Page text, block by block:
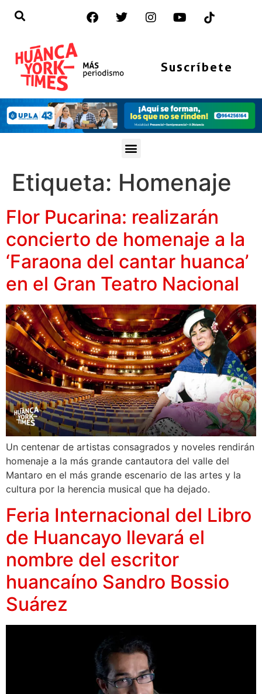
Suscríbete
Etiqueta: Homenaje
Flor Pucarina: realizarán
concierto de homenaje a la
‘Faraona del cantar huanca’
en el Gran Teatro Nacional
Un centenar de artistas consagrados y noveles rendirán
homenaje a la más grande cantautora del valle del
Mantaro en el más grande escenario de las artes y la
cultura por la herencia musical que ha dejado.
Feria Internacional del Libro
de Huancayo llevará el
nombre del escritor
huancaíno Sandro Bossio
Suárez